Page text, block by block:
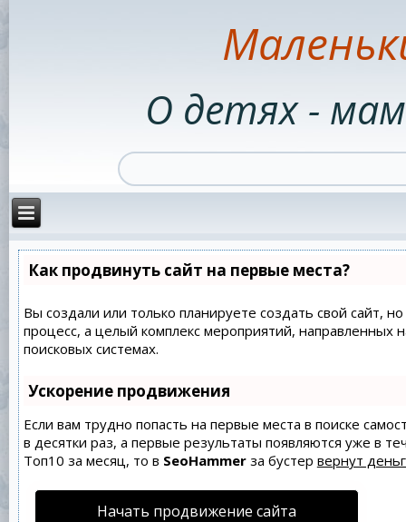
О детях -
Как продвинуть сайт на первые места?
Вы создали или только планируете создать свой сайт,
процесс, а целый комплекс мероприятий,
поисковых системах.
Ускорение продвижения
Если вам трудно попасть на первые места в поиске
в десятки раз, а первые результаты появляются уже в
Топ10 за месяц, то в SeoHammerза бустер вернут
Начать продвижение сайта